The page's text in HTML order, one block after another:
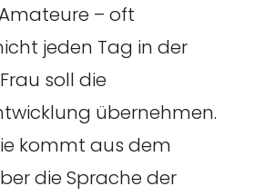
– oft
jeden Tag in der
soll die
übernehmen.
kommt aus dem
die Sprache der